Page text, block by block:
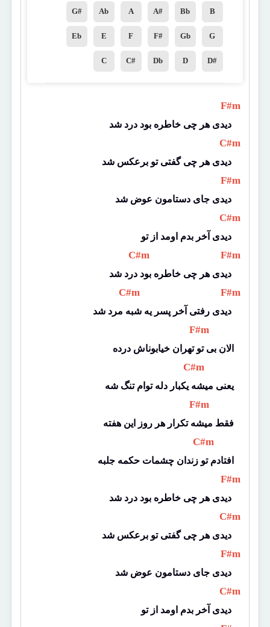
B
Bb
A#
A
Ab
G#
G
Gb
F#
F
E
Eb
D#
D
Db
C#
C
F#m
دیدی هر چی خاطره بود درد شد
C#m
دیدی هر چی گفتی تو برعکس شد
F#m
دیدی جای دستامون عوض شد
C#m
دیدی آخر بدم اومد از تو
C#m F#m
دیدی هر چی خاطره بود درد شد
C#m F#m
دیدی رفتی آخر پسر یه شبه مرد شد
F#m
الان بی تو تهران خیابوناش درده
C#m
یعنی میشه یکبار دله توام تنگ شه
F#m
فقط میشه تکرار هر روز این هفته
C#m
افتادم تو زندان چشمات حکمه جلبه
F#m
دیدی هر چی خاطره بود درد شد
C#m
دیدی هر چی گفتی تو برعکس شد
F#m
دیدی جای دستامون عوض شد
C#m
دیدی آخر بدم اومد از تو